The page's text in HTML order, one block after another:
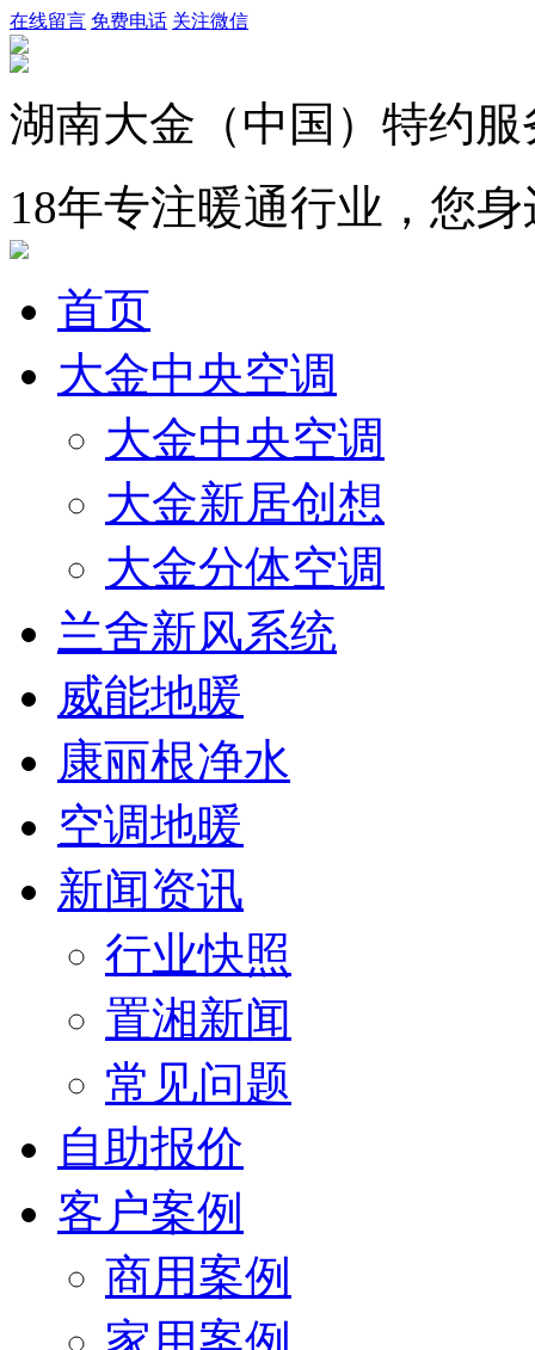
在线留言 免费电话 关注微信
湖南大金（中国）特约服
18年专注暖通行业，您
首页
大金中央空调
大金中央空调
大金新居创想
大金分体空调
兰舍新风系统
威能地暖
康丽根净水
空调地暖
新闻资讯
行业快照
置湘新闻
常见问题
自助报价
客户案例
商用案例